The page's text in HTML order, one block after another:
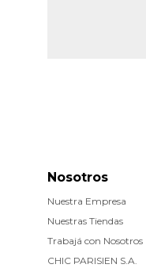
Nosotros
Nuestra Empresa
Nuestras Tiendas
Trabajá con Nosotros
CHIC PARISIEN S.A.